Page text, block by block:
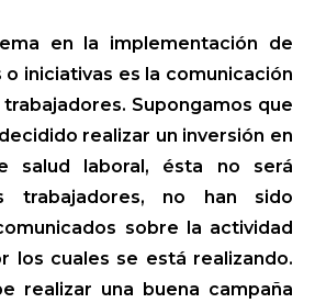
en la implementación de
iniciativas es la comunicación
Supongamos que
realizar un inversión en
salud laboral, ésta no será
trabajadores, no han sido
sobre la actividad
los cuales se está realizando.
realizar una buena campaña